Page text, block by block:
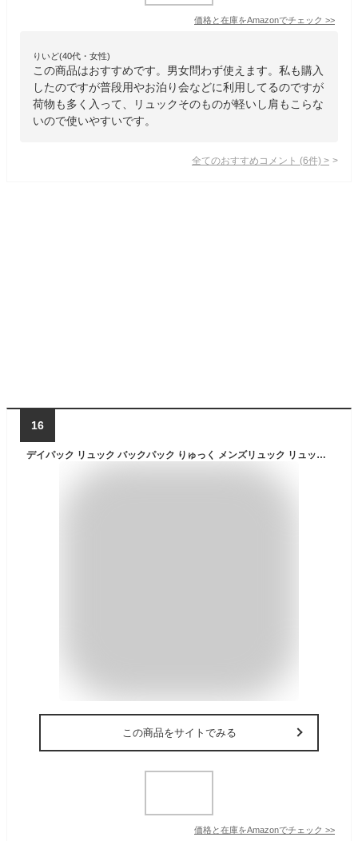
価格と在庫をAmazonでチェック >>
りいど(40代・女性)
この商品はおすすめです。男女問わず使えます。私も購入
したのですが普段用やお泊り会などに利用してるのですが
荷物も多く入って、リュックそのものが軽いし肩もこらな
いので使いやすいです。
全てのおすすめコメント (6件) >
16
デイパック リュック バックパック りゅっく メンズリュック リュックサック お出かけ 軽量 通勤 通学
この商品をサイトでみる
価格と在庫をAmazonでチェック >>